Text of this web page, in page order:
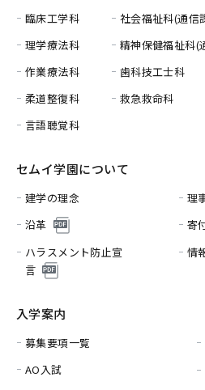
臨床工学科
理学療法科
作業療法科
柔道整復科
言語聴覚科
社会福祉科(通信
精神保健福祉科(
歯科技工士科
救急救命科
セムイ学園について
建学の理念
理
沿革
寄
ハラスメント防止宣
言
情
入学案内
募集要項一覧
AO入試